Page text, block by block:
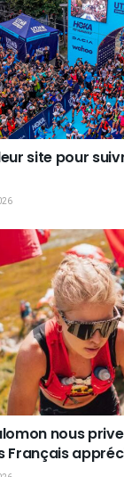
site pour
nous
Français